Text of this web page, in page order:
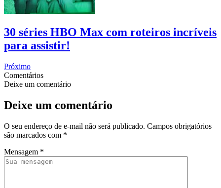
30 séries HBO Max com roteiros incríveis
para assistir!
Próximo
Comentários
Deixe um comentário
Deixe um comentário
O seu endereço de e-mail não será publicado. Campos obrigatórios
são marcados com *
Mensagem *